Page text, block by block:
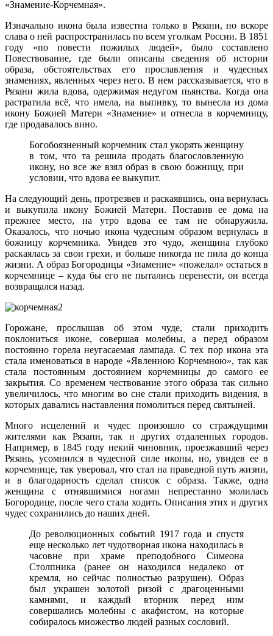
«Знамение-Корчемная».
Изначально икона была известна только в Рязани, но вскоре
слава о ней распространилась по всем уголкам России. В 1851
году «по повести пожилых людей», было составлено
Повествование, где были описаны сведения об истории
образа, обстоятельствах его прославления и чудесных
знамениях, явленных через него. В нем рассказывается, что в
Рязани жила вдова, одержимая недугом пьянства. Когда она
растратила всё, что имела, на выпивку, то вынесла из дома
икону Божией Матери «Знамение» и отнесла в корчемницу,
где продавалось вино.
Богобоязненный корчемник стал укорять женщину
в том, что та решила продать благословленную
икону, но все же взял образ в свою божницу, при
условии, что вдова ее выкупит.
На следующий день, протрезвев и раскаявшись, она вернулась
и выкупила икону Божией Матери. Поставив ее дома на
прежнее место, на утро вдова ее там не обнаружила.
Оказалось, что ночью икона чудесным образом вернулась в
божницу корчемника. Увидев это чудо, женщина глубоко
раскаялась за свои грехи, и больше никогда не пила до конца
жизни. А образ Богородицы «Знамение» «пожелал» остаться в
корчемнице – куда бы его не пытались перенести, он всегда
возвращался назад.
Горожане, прослышав об этом чуде, стали приходить
поклониться иконе, совершая молебны, а перед образом
постоянно горела неугасаемая лампада. С тех пор икона эта
стала именоваться в народе «Явленною Корчемною», так как
стала постоянным достоянием корчемницы до самого ее
закрытия. Со временем чествование этого образа так сильно
увеличилось, что многим во сне стали приходить видения, в
которых давались наставления помолиться перед святыней.
Много исцелений и чудес произошло со страждущими
жителями как Рязани, так и других отдаленных городов.
Например, в 1845 году некий чиновник, проезжавший через
Рязань, усомнился в чудесной силе иконы, но, увидев ее в
корчемнице, так уверовал, что стал на праведной путь жизни,
и в благодарность сделал список с образа. Также, одна
женщина с отнявшимися ногами непрестанно молилась
Богородице, после чего стала ходить. Описания этих и других
чудес сохранились до наших дней.
До революционных событий 1917 года и спустя
еще несколько лет чудотворная икона находилась в
часовне при храме преподобного Симеона
Столпника (ранее он находился недалеко от
кремля, но сейчас полностью разрушен). Образ
был украшен золотой ризой с драгоценными
камнями, и каждый вторник перед ним
совершались молебны с акафистом, на которые
собиралось множество людей разных сословий.